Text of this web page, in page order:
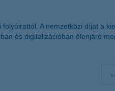
A nemzetközi díjat a
és digitalizációban élenjáró